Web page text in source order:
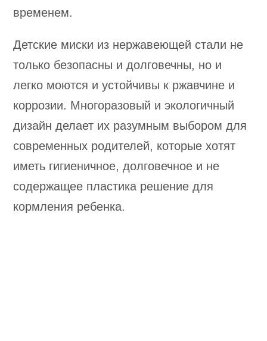
временем.
Детские миски из нержавеющей стали не
только безопасны и долговечны, но и
легко моются и устойчивы к ржавчине и
коррозии. Многоразовый и экологичный
дизайн делает их разумным выбором для
современных родителей, которые хотят
иметь гигиеничное, долговечное и не
содержащее пластика решение для
кормления ребенка.